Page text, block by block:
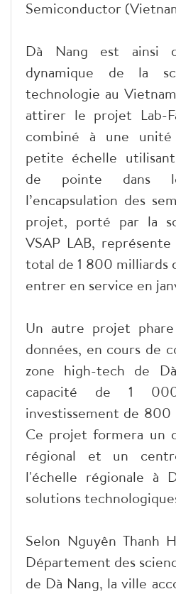
Semiconductor
Dà Nang est ainsi
dynamique de la
technologie au
attirer le projet Lab-
combiné à une
petite échelle
de pointe dans
l’encapsulation des
projet, porté par la
VSAP LAB,
total de 1 800 milliards
entrer en service en
Un autre projet
données, en cours de
zone high-tech de
capacité de 1
investissement de 800
Ce projet formera un
régional et un
l'échelle régionale à
solutions
Selon Nguyên Thanh
Département des
de Dà Nang, la ville